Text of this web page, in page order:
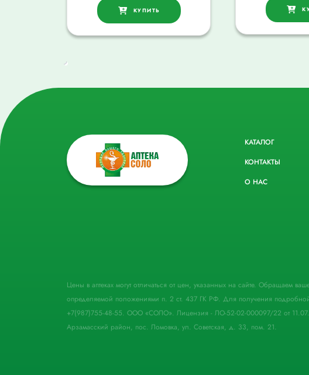
КУПИТЬ
КАТАЛОГ
КОНТАКТЫ
О НАС
Цены в аптеках могут отличаться от цен, указанных на сайте. Обращаем
определяемой положениями п. 2 ст. 437 ГК РФ. Для получения подробной
+7(987)755-48-55. ООО «СОЛО». Лицензия - ЛО-52-02-000097/22 от
Арзамасский район, пос. Ломовка, ул. Советская, д. 33, пом. 21.